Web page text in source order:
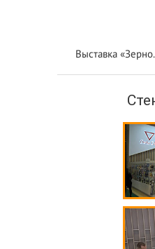
Выставка